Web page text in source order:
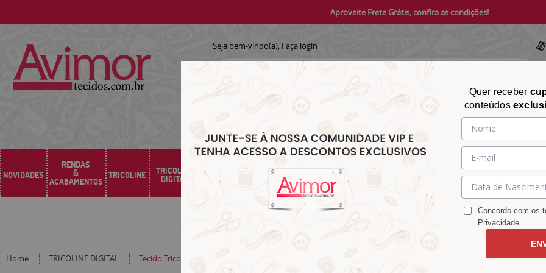
Aproveite Frete Grátis, confira as condições!
Seja bem-vindo(a), Faça login
NOVIDADES
RENDAS
&
ACABAMENTOS
TRICOLINE TRICOLINE
DIGITAL SARJA SINTÉTICOS
CHITÃO TRICÔ
TECIDOS E
AVIAMENTOS
&
ACESSÓRIOS
TECIDOS
PARA
DECORAÇÃO
Home TRICOLINE DIGITAL Tecido Tricoline Digital Mandalas Jade e Rosa 9100e7884
Quer receber
conteúdos
Concordo com os
Privacidade